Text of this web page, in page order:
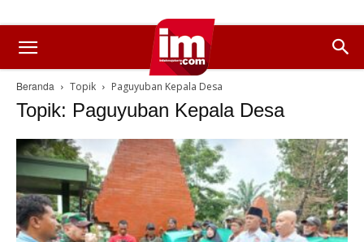
Beranda Topik Paguyuban Kepala Desa
Topik: Paguyuban Kepala Desa